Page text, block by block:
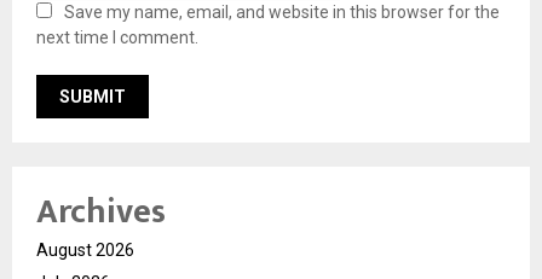
Save my name, email, and website in this browser for the
next time I comment.
Archives
August 2026